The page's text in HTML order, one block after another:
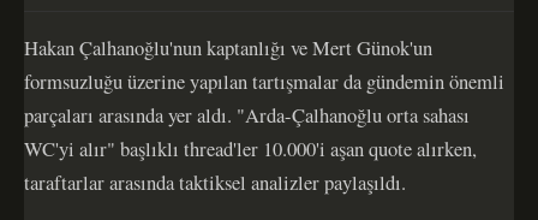
Hakan Çalhanoğlu'nun kaptanlığı ve Mert Günok'un
formsuzluğu üzerine yapılan tartışmalar da gündemin önemli
parçaları arasında yer aldı. "Arda-Çalhanoğlu orta sahası
WC'yi alır" başlıklı thread'ler 10.000'i aşan quote alırken,
taraftarlar arasında taktiksel analizler paylaşıldı.